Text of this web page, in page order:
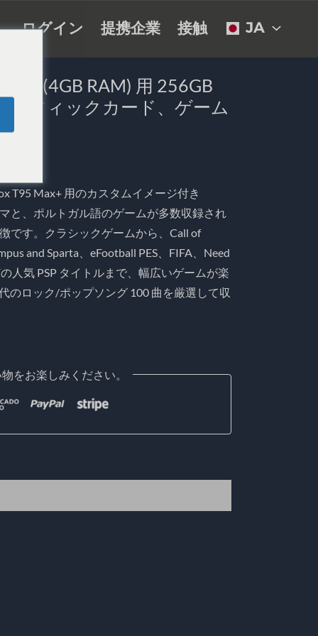
ログイン 提携企業 接触 JA
(4GB RAM) 用 256GB
ラフィックカード、ゲーム
T95 Max+ 用のカスタムイメージ付き
と、ポルトガル語のゲームが多数収録され
です。クラシックゲームから、Call of
and Sparta、eFootball PES、FIFA、Need
人気 PSP タイトルまで、幅広いゲームが楽
のロック/ポップソング 100 曲を厳選して収
をお楽しみください。